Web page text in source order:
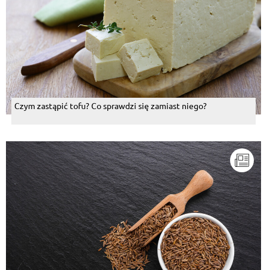
Czym zastąpić tofu? Co sprawdzi się zamiast niego?